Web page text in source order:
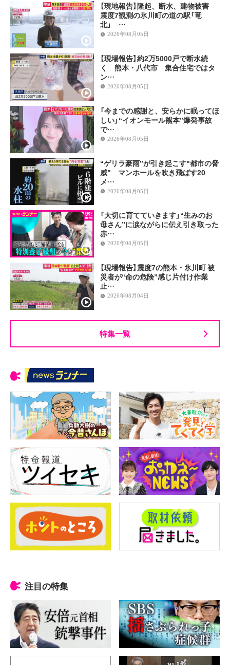
【現地報告】隆起、断水、建物被害
震度7観測の氷川町の道の駅「竜
北」 …
2026年08月05日
【現場報告】約2万5000戸で断水続
く 熊本・八代市 集合住宅ではタ
ン…
2026年08月05日
「今までの感謝と、安らかに眠ってほ
しい」“イオンモール熊本”爆発事故
で…
2026年08月05日
“ゲリラ豪雨”が引き起こす"都市の脅
威" マンホールを吹き飛ばす20
メ…
2026年08月05日
「大切に育てていきます」“生みのお
母さん”に涙ながらに伝え引き取った
赤…
2026年08月05日
【現場報告】震度7の熊本・氷川町 被
災者が“命の危険”感じ片付け作業
止…
2026年08月04日
特集一覧
注目の特集